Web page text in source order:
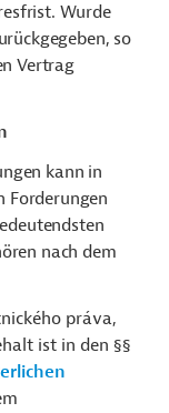
Wurde
so
Vertrag
kann in
Forderungen
nach dem
práva,
ist in den §§